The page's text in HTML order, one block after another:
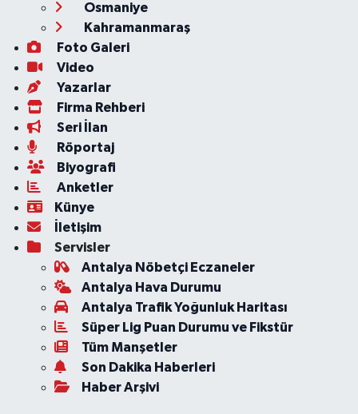
Osmaniye
Kahramanmaraş
Foto Galeri
Video
Yazarlar
Firma Rehberi
Seri İlan
Röportaj
Biyografi
Anketler
Künye
İletişim
Servisler
Antalya Nöbetçi Eczaneler
Antalya Hava Durumu
Antalya Trafik Yoğunluk Haritası
Süper Lig Puan Durumu ve Fikstür
Tüm Manşetler
Son Dakika Haberleri
Haber Arşivi